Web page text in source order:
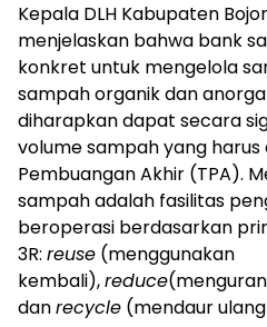
Kepala DLH Kabupaten
menjelaskan bahwa bank
konkret untuk mengelola
sampah organik dan
diharapkan dapat secara
volume sampah yang
Pembuangan Akhir (TPA).
sampah adalah fasilitas
beroperasi berdasarkan
3R: reuse (menggunakan
kembali),reduce
danrecycle (mendaur